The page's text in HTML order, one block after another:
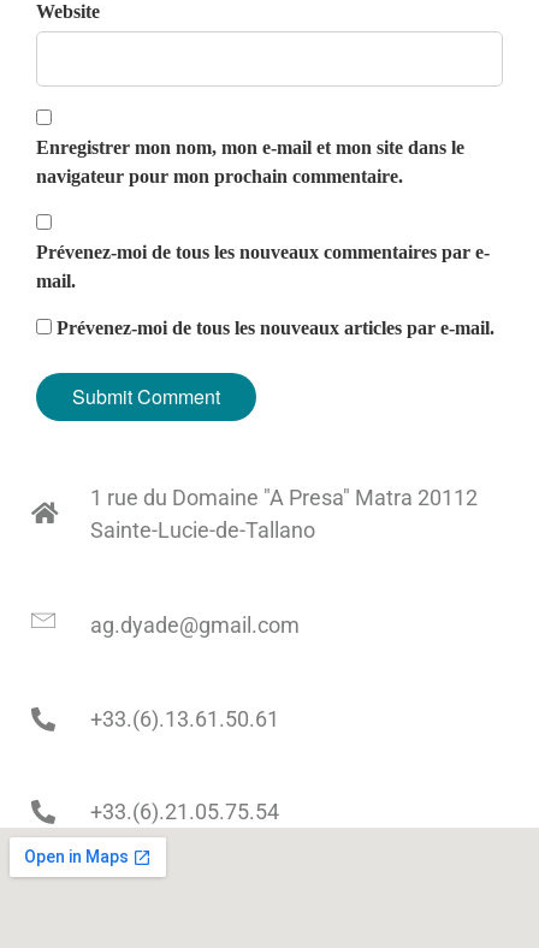
Website
Enregistrer mon nom, mon e-mail et mon site dans le
navigateur pour mon prochain commentaire.
Prévenez-moi de tous les nouveaux commentaires par e-
mail.
Prévenez-moi de tous les nouveaux articles par e-mail.
1 rue du Domaine "A Presa" Matra 20112
Sainte-Lucie-de-Tallano
ag.dyade@gmail.com
+33.(6).13.61.50.61
+33.(6).21.05.75.54